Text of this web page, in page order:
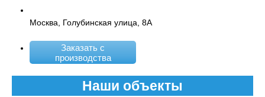
Москва, Голубинская улица, 8А
Заказать с
производства
Наши объекты